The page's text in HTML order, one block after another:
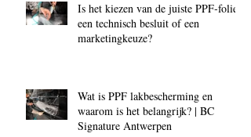
Is het kiezen van de juiste PPF‑folie
een technisch besluit of een
marketingkeuze?
Wat is PPF lakbescherming en
waarom is het belangrijk? | BC
Signature Antwerpen